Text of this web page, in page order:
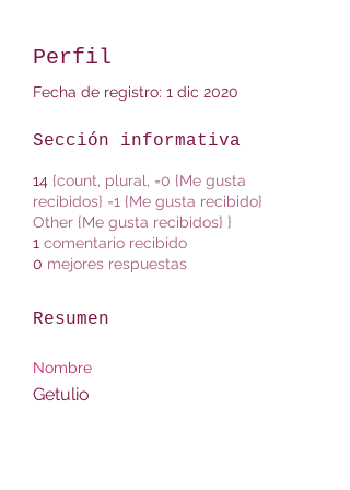
Perfil
Fecha de registro: 1 dic 2020
Sección informativa
14 {count, plural, =0 {Me gusta
recibidos} =1 {Me gusta recibido}
Other {Me gusta recibidos} }
1 comentario recibido
0 mejores respuestas
Resumen
Nombre
Getulio